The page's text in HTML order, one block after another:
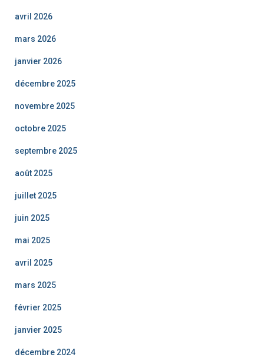
avril 2026
mars 2026
janvier 2026
décembre 2025
novembre 2025
octobre 2025
septembre 2025
août 2025
juillet 2025
juin 2025
mai 2025
avril 2025
mars 2025
février 2025
janvier 2025
décembre 2024